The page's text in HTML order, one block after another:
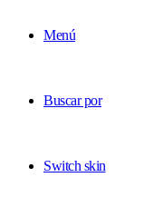
Menú
Buscar por
Switch skin